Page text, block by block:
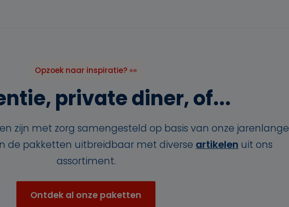
Opzoek naar inspiratie? 👀
private diner, of...
zijn met zorg samengesteld op basis van onze jarenlange
de pakketten uitbreidbaar met diverse artikelen uit ons
assortiment.
Ontdek al onze paketten